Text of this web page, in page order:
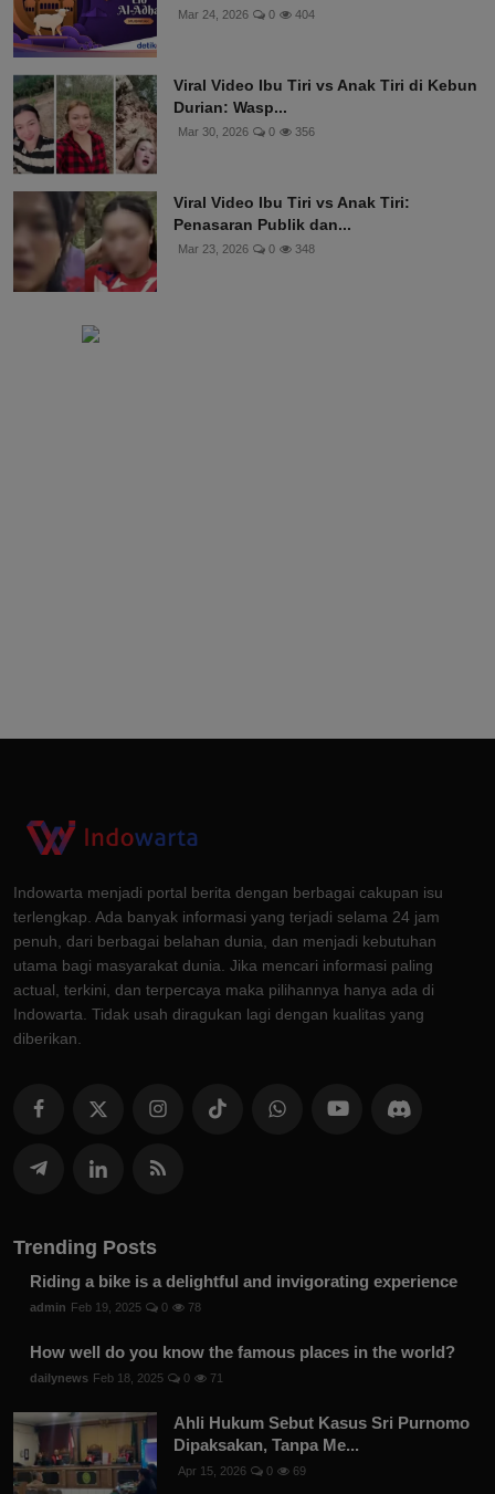
Mar 24, 2026 0 404
Viral Video Ibu Tiri vs Anak Tiri di Kebun
Durian: Wasp...
Mar 30, 2026 0 356
Viral Video Ibu Tiri vs Anak Tiri:
Penasaran Publik dan...
Mar 23, 2026 0 348
Indowarta menjadi portal berita dengan berbagai cakupan isu
terlengkap. Ada banyak informasi yang terjadi selama 24 jam
penuh, dari berbagai belahan dunia, dan menjadi kebutuhan
utama bagi masyarakat dunia. Jika mencari informasi paling
actual, terkini, dan terpercaya maka pilihannya hanya ada di
Indowarta. Tidak usah diragukan lagi dengan kualitas yang
diberikan.
Trending Posts
Riding a bike is a delightful and invigorating experience
admin Feb 19, 2025 0 78
How well do you know the famous places in the world?
dailynews Feb 18, 2025 0 71
Ahli Hukum Sebut Kasus Sri Purnomo
Dipaksakan, Tanpa Me...
Apr 15, 2026 0 69